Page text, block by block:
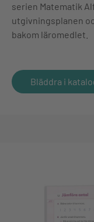
serien Matematik
utgivningsplanen
bakom läromedlet.
Bläddra i